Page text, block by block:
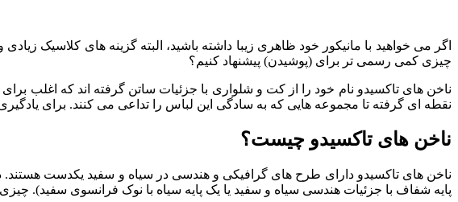
اگر می‌ خواهید با مانیکور خود ظاهری زیبا داشته باشید، البته گزینه‌ های کلاسیک
چیزی کمی رسمی تر برای (پوشیدن) پیشنهاد کنیم؟
ناخن های تاکسیدو نام خود را از کت و شلواری با جزئیات ساتن گرفته اند که
نقطه‌ ای گرفته تا مجموعه‌ هایی که به سادگی این لباس را تداعی می‌ کنند. برای یادگیری
ناخن های تاکسیدو چیست؟
ناخن‌ های تاکسیدو دارای طرح‌ های گرافیکی و هندسی در سیاه و سفید یکدست هستند.
پایه شفاف با جزئیات هندسی سیاه و سفید یا یک پایه سیاه با نوک فرانسوی سفید).